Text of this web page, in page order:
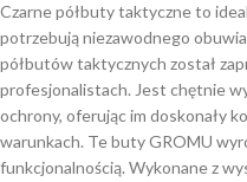
Czarne półbuty taktyczne to
potrzebują niezawodnego
półbutów taktycznych został
profesjonalistach. Jest chętnie
ochrony, oferując im doskonały
warunkach. Te buty GROMU
funkcjonalnością. Wykonane z